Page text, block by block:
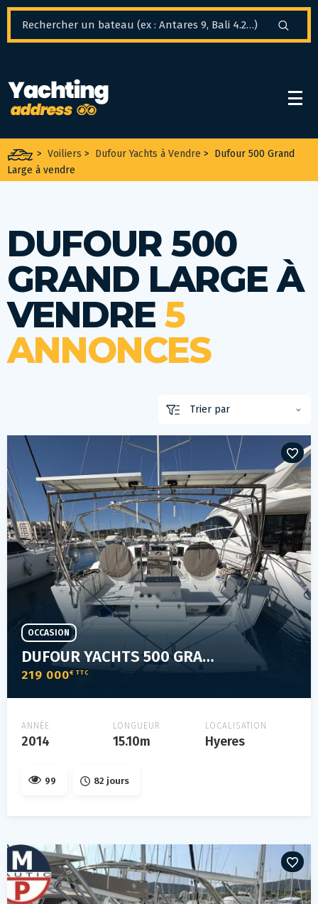
> Voiliers > Dufour Yachts à Vendre > Dufour 500 Grand
Large à vendre
DUFOUR 500
GRAND LARGE À
VENDRE 5
ANNONCES
DUFOUR YACHTS 500 GRAND LARGE
219 000€ TTC
OCCASION
ANNÉE
2014
LONGUEUR
15.10m
LOCALISATION
Hyeres
99 82 jours
Panneau de gestion des cookies